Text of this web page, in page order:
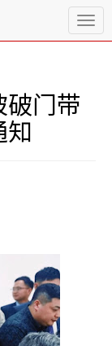
T
o
门带